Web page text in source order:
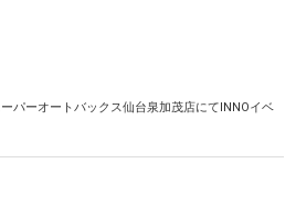
パーオートバックス仙台泉加茂店にてINNOイベ